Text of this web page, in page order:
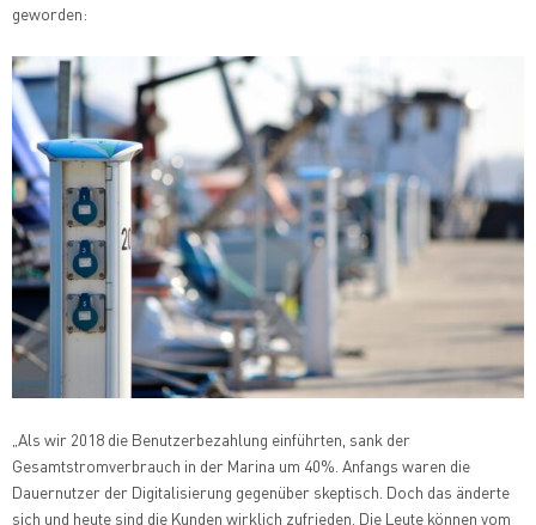
geworden:
„Als wir 2018 die Benutzerbezahlung einführten, sank der
Gesamtstromverbrauch in der Marina um 40%. Anfangs waren die
Dauernutzer der Digitalisierung gegenüber skeptisch. Doch das änderte
sich und heute sind die Kunden wirklich zufrieden. Die Leute können vom